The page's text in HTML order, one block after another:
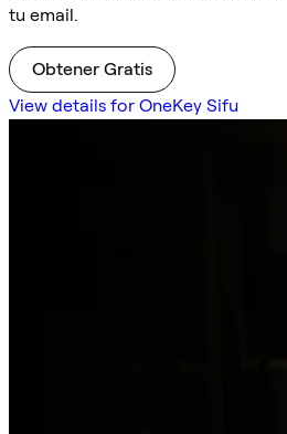
tu email.
Obtener Gratis
View details for OneKey Sifu